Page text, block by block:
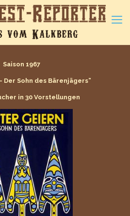
Saison 1967
Der Sohn des Bärenjägers”
in 30 Vorstellungen